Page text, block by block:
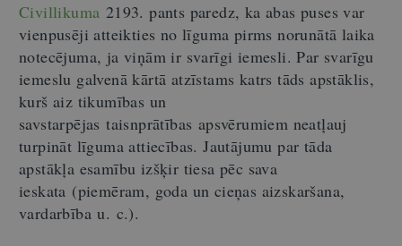
Civillikuma 2193. pants paredz, ka abas puses var
vienpusēji atteikties no līguma pirms norunātā laika
notecējuma, ja viņām ir svarīgi iemesli. Par svarīgu
iemeslu galvenā kārtā atzīstams katrs tāds apstāklis,
kurš aiz tikumības un
savstarpējas taisnprātības apsvērumiem neatļauj
turpināt līguma attiecības. Jautājumu par tāda
apstākļa esamību izšķir tiesa pēc sava
ieskata (piemēram, goda un cieņas aizskaršana,
vardarbība u. c.).